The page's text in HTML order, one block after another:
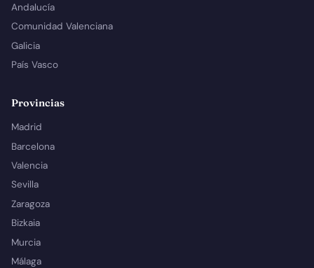
Andalucía
Comunidad Valenciana
Galicia
País Vasco
Provincias
Madrid
Barcelona
Valencia
Sevilla
Zaragoza
Bizkaia
Murcia
Málaga